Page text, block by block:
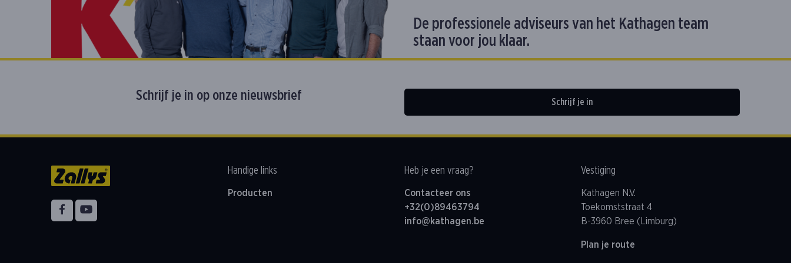
De professionele adviseurs van het Kathagen team
staan voor jou klaar.
Schrijf je in op onze nieuwsbrief Schrijf je in
Volg ons op
Facebook
Handige links
Producten
Heb je een vraag?
Contacteer ons
+32(0)89463794
info@kathagen.be
Vestiging
Kathagen N.V.
Toekomststraat 4
B-3960 Bree (Limburg)
Plan je route